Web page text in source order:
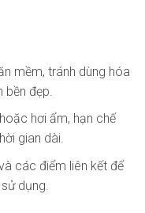
mềm, tránh dùng hóa
đẹp.
hơi ẩm, hạn chế
gian dài.
các điểm liên kết để
dụng.